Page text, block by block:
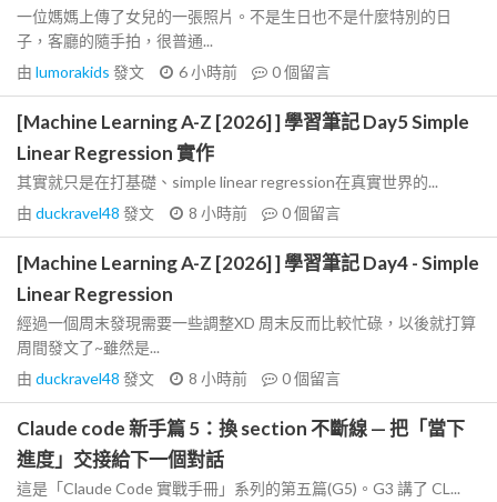
一位媽媽上傳了女兒的一張照片。不是生日也不是什麼特別的日
子，客廳的隨手拍，很普通...
由 lumorakids 發文 6 小時前 0個留言
[Machine Learning A-Z [2026] ] 學習筆記 Day5 Simple
Linear Regression 實作
其實就只是在打基礎、simple linear regression在真實世界的...
由 duckravel48 發文 8 小時前 0個留言
[Machine Learning A-Z [2026] ] 學習筆記 Day4 - Simple
Linear Regression
經過一個周末發現需要一些調整XD 周末反而比較忙碌，以後就打算
周間發文了~雖然是...
由 duckravel48 發文 8 小時前 0個留言
Claude code 新手篇 5：換 section 不斷線 — 把「當下
進度」交接給下一個對話
這是「Claude Code 實戰手冊」系列的第五篇(G5)。G3 講了 CL...